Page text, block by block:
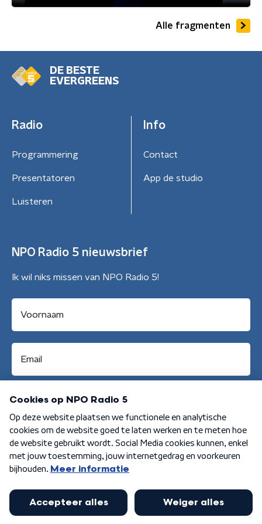
Alle fragmenten
DE BESTE
EVERGREENS
Radio
Programmering
Presentatoren
Luisteren
Info
Contact
App de studio
NPO Radio 5 nieuwsbrief
Ik wil niks missen van NPO Radio 5!
Aanmelden
Algemene voorwaarden